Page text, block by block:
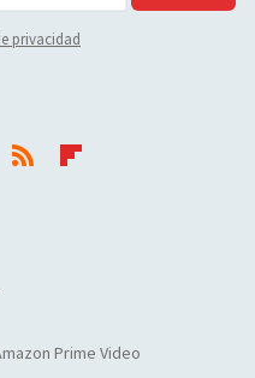
privacidad
Prime Video